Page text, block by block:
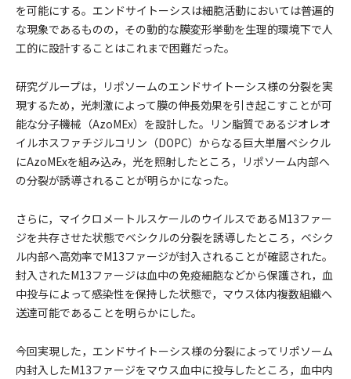
を可能にする。エンドサイトーシスは細胞活動においては普遍的
な現象であるものの，その動的な膜変形挙動を生理的環境下で人
工的に設計することはこれまで困難だった。
研究グループは，リポソームのエンドサイトーシス様の分裂を実
現するため，光刺激によって膜の伸長効果を引き起こすことが可
能な分子機械（AzoMEx）を設計した。リン脂質であるジオレオ
イルホスファチジルコリン（DOPC）からなる巨大単層ベシクル
にAzoMExを組み込み，光を照射したところ，リポソーム内部へ
の分裂が誘導されることが明らかになった。
さらに，マイクロメートルスケールのウイルスであるM13ファー
ジを共存させた状態でベシクルの分裂を誘導したところ，ベシク
ル内部へ高効率でM13ファージが封入されることが確認された。
封入されたM13ファージは血中の免疫細胞などから保護され，血
中投与によって感染性を保持した状態で，マウス体内複数組織へ
送達可能であることを明らかにした。
今回実現した，エンドサイトーシス様の分裂によってリポソーム
内封入したM13ファージをマウス血中に投与したところ，血中内